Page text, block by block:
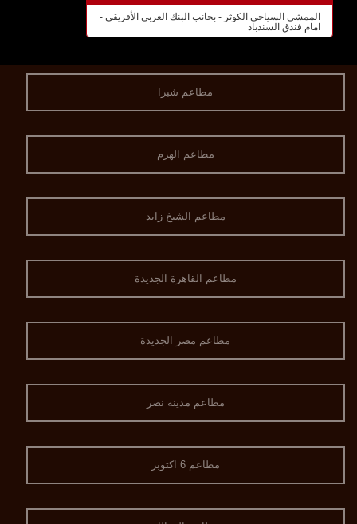
الممشى السياحي الكوثر - بجانب البنك العربي الأفريقي -
امام فندق السندباد
مطاعم شبرا
مطاعم الهرم
مطاعم الشيخ زايد
مطاعم القاهرة الجديدة
مطاعم مصر الجديدة
مطاعم مدينة نصر
مطاعم 6 اكتوبر